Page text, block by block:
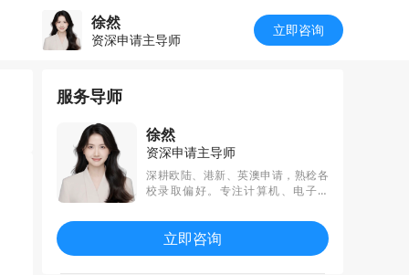
徐然
资深申请主导师
立即咨询
服务导师
徐然
资深申请主导师
深耕欧陆、港新、英澳申请，熟稔各
校录取偏好。专注计算机、电子电
叉领域。能从技术底层逻辑切入，精
准定位差异化优势，将复杂经历转化
为有力叙事，打造专业深度与个人记
立即咨询